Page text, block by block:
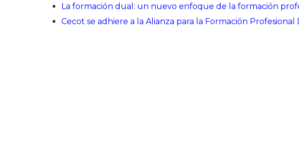
La formación dual: un nuevo enfoque de la formación
Cecot se adhiere a la Alianza para la Formación Profesional